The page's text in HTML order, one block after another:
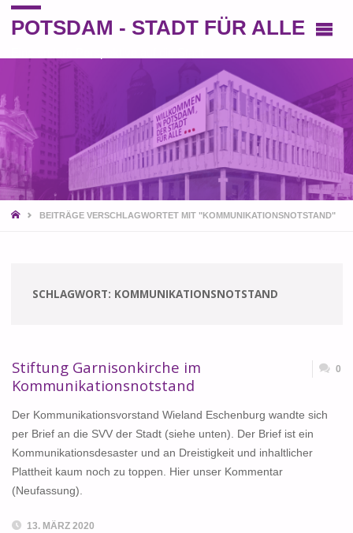
POTSDAM - STADT FÜR ALLE
STARTBEITRÄGE VERSCHLAGWORTET MIT "KOMMUNIKATIONSNOTSTAND"
SCHLAGWORT: KOMMUNIKATIONSNOTSTAND
Stiftung Garnisonkirche im
Kommunikationsnotstand
0
Der Kommunikationsvorstand Wieland Eschenburg wandte sich
per Brief an die SVV der Stadt (siehe unten). Der Brief ist ein
Kommunikationsdesaster und an Dreistigkeit und inhaltlicher
Plattheit kaum noch zu toppen. Hier unser Kommentar
(Neufassung).
13. MÄRZ 2020